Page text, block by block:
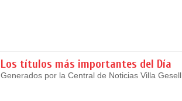
Los títulos más importantes del Día
Generados por la Central de Noticias Villa Gesell